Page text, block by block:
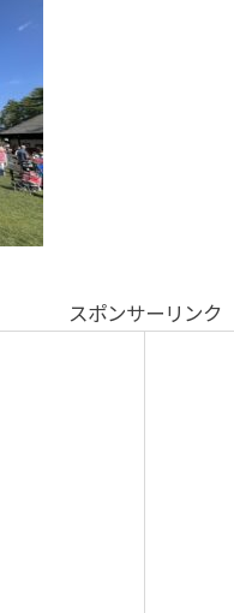
スポンサーリンク